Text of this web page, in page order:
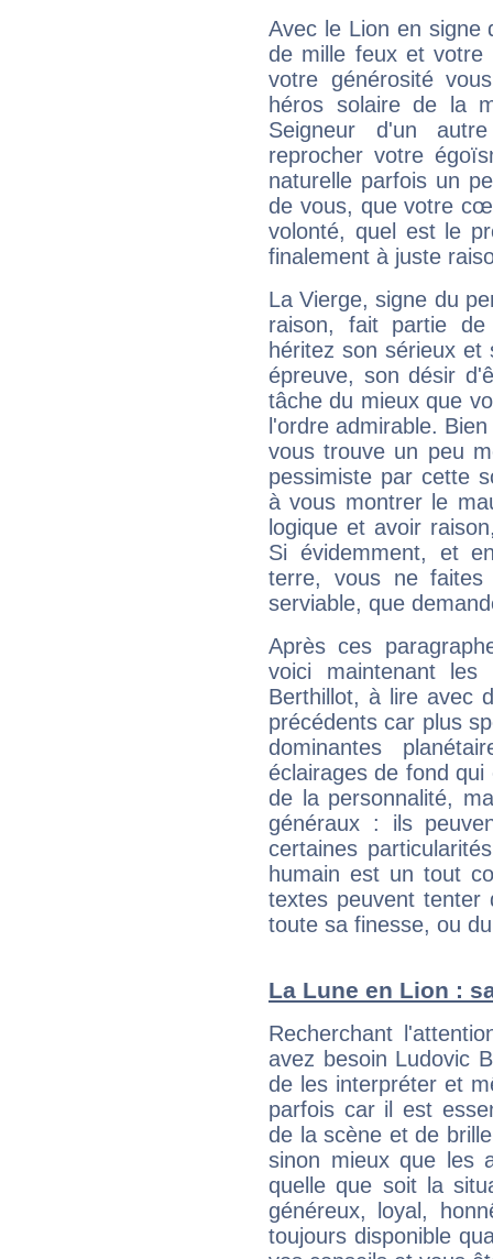
Avec le Lion en signe
de mille feux et votre
votre générosité
héros solaire de la
Seigneur d'un
reprocher votre
naturelle parfois un
de vous, que votre
volonté, quel est le
finalement à juste
La Vierge, signe du
raison, fait partie
héritez son sérieux
épreuve, son désir
tâche du mieux que
l'ordre admirable.
vous trouve un peu
pessimiste par cette
à vous montrer le
logique et avoir
Si évidemment, et
terre, vous ne
serviable, que
Après ces
voici maintenant les
Berthillot, à lire avec
précédents car plus
dominantes
éclairages de fond
de la personnalité,
généraux : ils
certaines
humain est un tout
textes peuvent tenter
toute sa finesse, ou
La Lune en Lion :
Recherchant
avez besoin Ludovic
de les interpréter et
parfois car il est
de la scène et de
sinon mieux que les
quelle que soit la
généreux, loyal,
toujours disponible